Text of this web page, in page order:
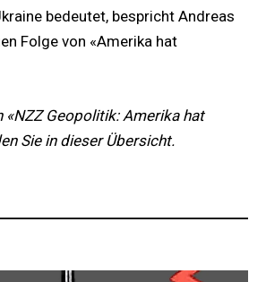
bedeutet, bespricht Andreas
Folge von «Amerika hat
«NZZ Geopolitik: Amerika hat
Sie in dieser Übersicht.